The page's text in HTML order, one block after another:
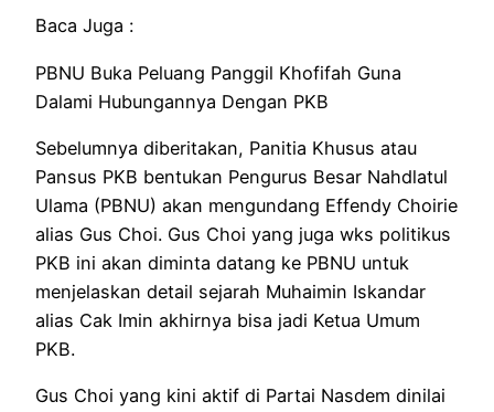
Baca Juga :
PBNU Buka Peluang Panggil Khofifah Guna
Dalami Hubungannya Dengan PKB
Sebelumnya diberitakan, Panitia Khusus atau
Pansus PKB bentukan Pengurus Besar Nahdlatul
Ulama (PBNU) akan mengundang Effendy Choirie
alias Gus Choi. Gus Choi yang juga wks politikus
PKB ini akan diminta datang ke PBNU untuk
menjelaskan detail sejarah Muhaimin Iskandar
alias Cak Imin akhirnya bisa jadi Ketua Umum
PKB.
Gus Choi yang kini aktif di Partai Nasdem dinilai